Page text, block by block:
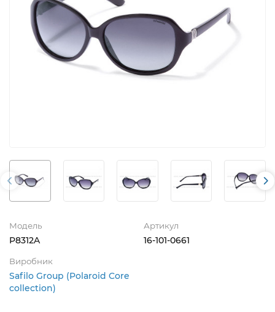
Модель
P8312A
Артикул
16-101-0661
Виробник
Safilo Group (Polaroid Core
collection)